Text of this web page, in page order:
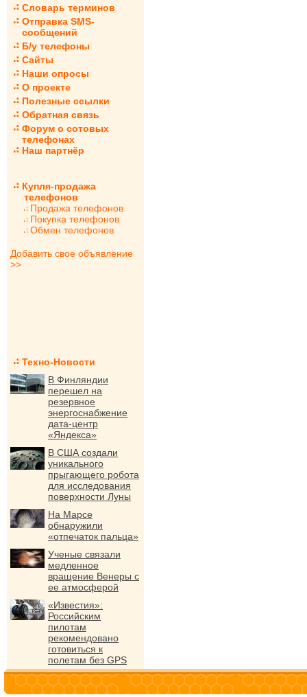
Словарь терминов
Отправка SMS-
сообщений
Б/у телефоны
Сайты
Наши опросы
О проекте
Полезные ссылки
Обратная связь
Форум о сотовых
телефонах
Наш партнёр
Купля-продажа
телефонов
Продажа телефонов
Покупка телефонов
Обмен телефонов
Добавить свое объявление
>>
Техно-Новости
В Финляндии
перешел на
резервное
энергоснабжение
дата-центр
«Яндекса»
В США создали
уникального
прыгающего робота
для исследования
поверхности Луны
На Марсе
обнаружили
«отпечаток пальца»
Ученые связали
медленное
вращение Венеры с
ее атмосферой
«Известия»:
Российским
пилотам
рекомендовано
готовиться к
полетам без GPS